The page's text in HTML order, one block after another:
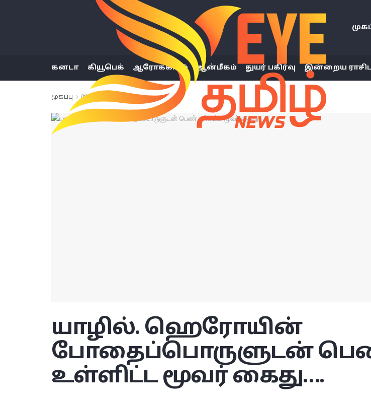
கனடா கியூபெக் ஆரோக்கியம் ஆன்மீகம் துயர் பகிர்வு இன்றைய
முகப்பு இலங்கை
யாழில். ஹெரோயின்
போதைப்பொருளுடன்
உள்ளிட்ட மூவர் கைது….